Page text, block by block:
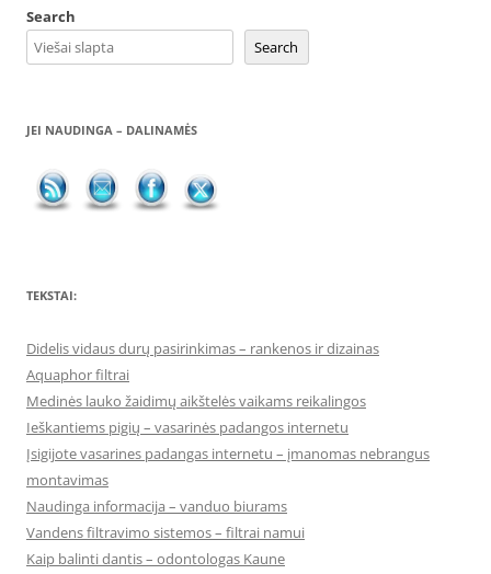
Search
Search
JEI NAUDINGA – DALINAMĖS
TEKSTAI:
Didelis vidaus durų pasirinkimas – rankenos ir dizainas
Aquaphor filtrai
Medinės lauko žaidimų aikštelės vaikams reikalingos
Ieškantiems pigių – vasarinės padangos internetu
Įsigijote vasarines padangas internetu – įmanomas nebrangus
montavimas
Naudinga informacija – vanduo biurams
Vandens filtravimo sistemos – filtrai namui
Kaip balinti dantis – odontologas Kaune